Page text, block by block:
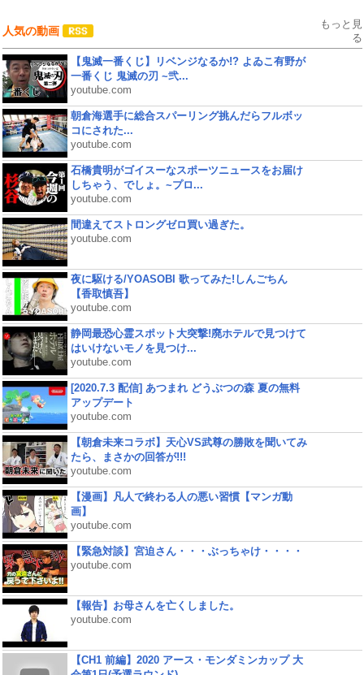
人気の動画
もっと見
る
【鬼滅一番くじ】リベンジなるか!? よゐこ有野が
一番くじ 鬼滅の刃 ~弐...
youtube.com
朝倉海選手に総合スパーリング挑んだらフルボッ
コにされた...
youtube.com
石橋貴明がゴイスーなスポーツニュースをお届け
しちゃう、でしょ。~プロ...
youtube.com
間違えてストロングゼロ買い過ぎた。
youtube.com
夜に駆ける/YOASOBI 歌ってみた!しんごちん
【香取慎吾】
youtube.com
静岡最恐心霊スポット大突撃!廃ホテルで見つけて
はいけないモノを見つけ...
youtube.com
[2020.7.3 配信] あつまれ どうぶつの森 夏の無料
アップデート
youtube.com
【朝倉未来コラボ】天心VS武尊の勝敗を聞いてみ
たら、まさかの回答が!!!
youtube.com
【漫画】凡人で終わる人の悪い習慣【マンガ動
画】
youtube.com
【緊急対談】宮迫さん・・・ぶっちゃけ・・・・
youtube.com
【報告】お母さんを亡くしました。
youtube.com
【CH1 前編】2020 アース・モンダミンカップ 大